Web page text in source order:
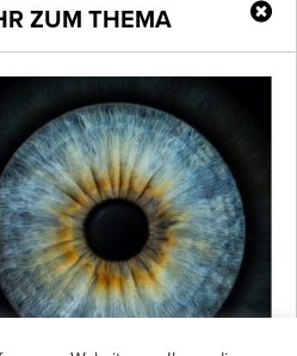
ZUM THEMA
PF Publishing GmbH
GmbH. All rights
oben